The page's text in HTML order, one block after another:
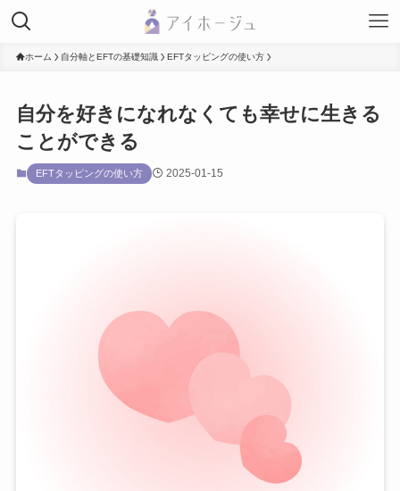
ホーム 自分軸とEFTの基礎知識 EFTタッピングの使い方
自分を好きになれなくても幸せに生きる
ことができる
EFTタッピングの使い方 2025-01-15